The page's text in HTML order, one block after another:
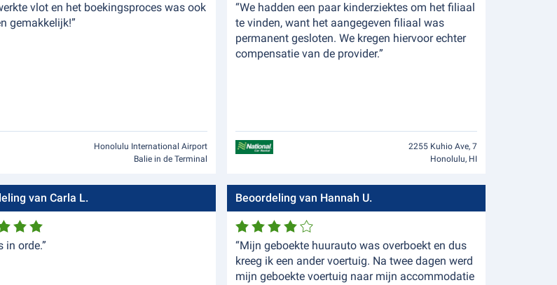
vlot en het boekingsproces was ook
gemakkelijk!”
Honolulu International Airport
Balie in de Terminal
“We hadden een paar kinderziektes om het filiaal
te vinden, want het aangegeven filiaal was
permanent gesloten. We kregen hiervoor echter
compensatie van de provider.”
2255 Kuhio Ave, 7
Honolulu, HI
van Carla L.
in orde.”
Beoordeling van Hannah U.
“Mijn geboekte huurauto was overboekt en dus
kreeg ik een ander voertuig. Na twee dagen werd
mijn geboekte voertuig naar mijn accommodatie